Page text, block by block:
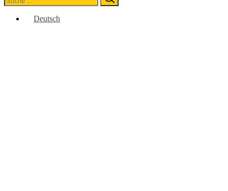
for:
Deutsch